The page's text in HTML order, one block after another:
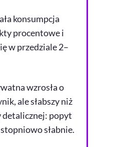
konsumpcja
procentowe i
w przedziale 2–
wzrosła o
ale słabszy niż
detalicznej: popyt
słabnie.